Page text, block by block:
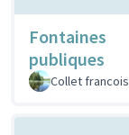
Fontaines
publiques
Collet francois